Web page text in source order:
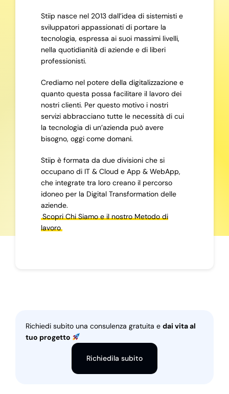
Stiip nasce nel 2013 dall’idea di sistemisti e
sviluppatori appassionati di portare la
tecnologia, espressa ai suoi massimi livelli,
nella quotidianità di aziende e di liberi
professionisti.
Crediamo nel potere della digitalizzazione e
quanto questa possa facilitare il lavoro dei
nostri clienti. Per questo motivo i nostri
servizi abbracciano tutte le necessità di cui
la tecnologia di un’azienda può avere
bisogno, oggi come domani.
Stiip è formata da due divisioni che si
occupano di IT & Cloud e App & WebApp,
che integrate tra loro creano il percorso
idoneo per la Digital Transformation delle
aziende.
Scopri Chi Siamo e il nostro Metodo di
lavoro
Richiedi subito una consulenza gratuita e dai vita al
tuo progetto
Richiedila subito